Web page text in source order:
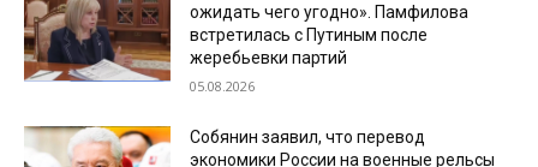
ожидать чего угодно». Памфилова
встретилась с Путиным после
жеребьевки партий
05.08.2026
Собянин заявил, что перевод
экономики России на военные рельсы